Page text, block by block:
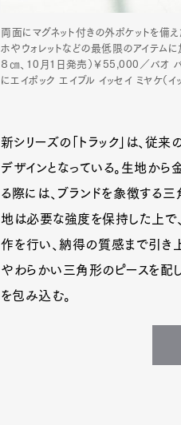
両面にマグネット付きの外ポケットを備
ホやウォレットなどの最低限のアイテ
８㎝、10月1日発売）￥55,000／バオ
にエイポック エイブル イッセイ ミヤケ（イ
新シリーズの「トラック」は、従
デザインとなっている。生地か
る際には、ブランドを象徴する
地は必要な強度を保持した上で
作を行い、納得の質感まで引き
やわらかい三角形のピースを配
を包み込む。